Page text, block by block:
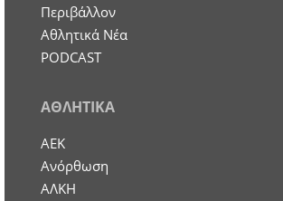
Περιβάλλον
Αθλητικά Νέα
PODCAST
ΑΘΛΗΤΙΚΑ
ΑΕΚ
Ανόρθωση
ΑΛΚΗ